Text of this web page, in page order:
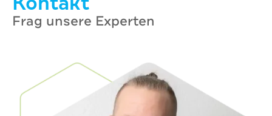
Frag unsere Experten